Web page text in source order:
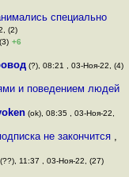
специально
(2)
+6
(?), 08:21 , 03-Ноя-22, (4)
и поведением людей
(ok), 08:35 , 03-Ноя-22,
не закончится ,
11:37 , 03-Ноя-22, (27)